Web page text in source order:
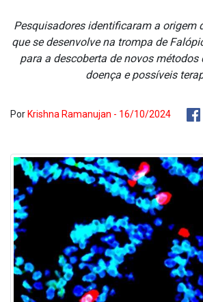
Pesquisadores identificaram a origem
que se desenvolve na trompa de
para a descoberta de novos
doença e possíveis
Por Krishna Ramanujan - 16/10/2024